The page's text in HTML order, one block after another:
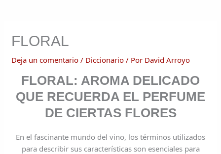
FLORAL
Deja un comentario / Diccionario / Por David Arroyo
FLORAL: AROMA DELICADO
QUE RECUERDA EL PERFUME
DE CIERTAS FLORES
En el fascinante mundo del vino, los términos utilizados
para describir sus características son esenciales para